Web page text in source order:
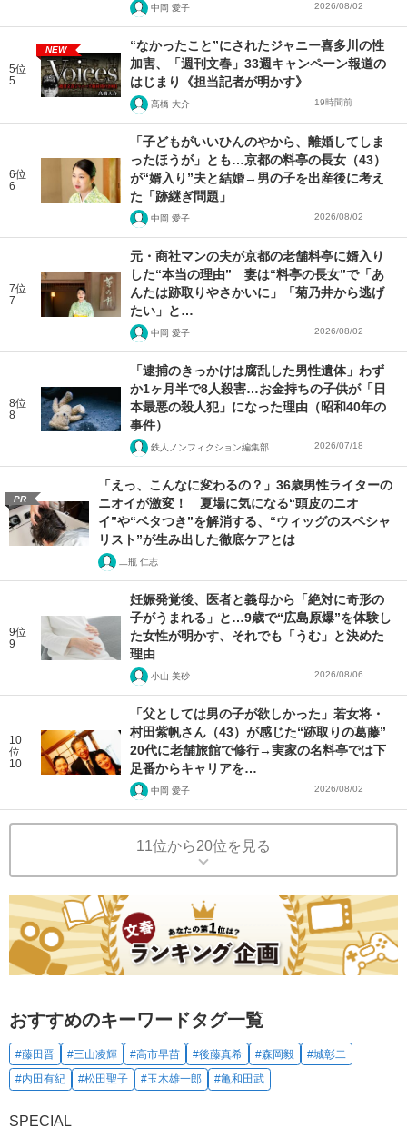
中岡 愛子 2026/08/02
5位
5
NEW
“なかったこと”にされたジャニー喜多川の性
加害、「週刊文春」33週キャンペーン報道の
はじまり《担当記者が明かす》
髙橋 大介 19時間前
6位
6
「子どもがいいひんのやから、離婚してしま
ったほうが」とも…京都の料亭の長女（43）
が“婿入り”夫と結婚→男の子を出産後に考え
た「跡継ぎ問題」
中岡 愛子 2026/08/02
7位
7
元・商社マンの夫が京都の老舗料亭に婿入り
した“本当の理由” 妻は“料亭の長女”で「あ
んたは跡取りやさかいに」「菊乃井から逃げ
たい」と…
中岡 愛子 2026/08/02
8位
8
「逮捕のきっかけは腐乱した男性遺体」わず
か1ヶ月半で8人殺害…お金持ちの子供が「日
本最悪の殺人犯」になった理由（昭和40年の
事件）
鉄人ノンフィクション編集部 2026/07/18
PR
「えっ、こんなに変わるの？」36歳男性ライターの
ニオイが激変！ 夏場に気になる“頭皮のニオ
イ”や“ベタつき”を解消する、“ウィッグのスペシャ
リスト”が生み出した徹底ケアとは
二瓶 仁志
9位
9
妊娠発覚後、医者と義母から「絶対に奇形の
子がうまれる」と…9歳で“広島原爆”を体験し
た女性が明かす、それでも「うむ」と決めた
理由
小山 美砂 2026/08/06
10
位
10
「父としては男の子が欲しかった」若女将・
村田紫帆さん（43）が感じた“跡取りの葛藤”
20代に老舗旅館で修行→実家の名料亭では下
足番からキャリアを…
中岡 愛子 2026/08/02
11位から20位を見る
おすすめのキーワードタグ一覧
#藤田晋 #三山凌輝 #高市早苗 #後藤真希 #森岡毅
#城彰二
#内田有紀
#松田聖子 #玉木雄一郎 #亀和田武
SPECIAL